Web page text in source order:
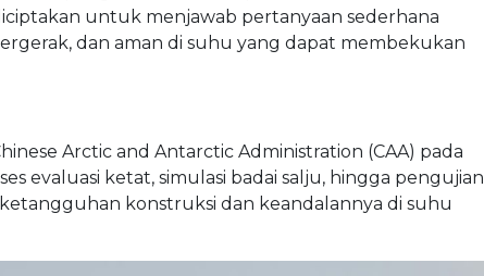
untuk menjawab pertanyaan sederhana
dan aman di suhu yang dapat membekukan
Arctic and Antarctic Administration (CAA) pada
evaluasi ketat, simulasi badai salju, hingga pengujian
konstruksi dan keandalannya di suhu